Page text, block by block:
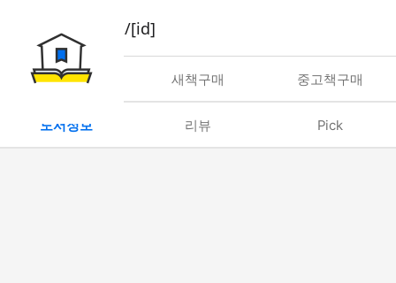
book/rent/[id]
대여 새책구매 중고책구매
도서정보 리뷰 Pick